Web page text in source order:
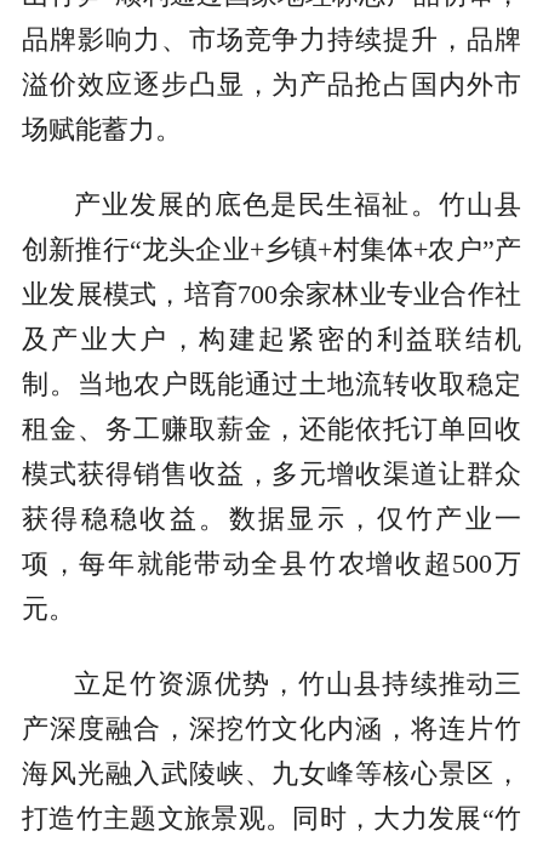
品牌影响力、市场竞争力持续提升，品牌
溢价效应逐步凸显，为产品抢占国内外市
场赋能蓄力。
产业发展的底色是民生福祉。竹山县
创新推行“龙头企业+乡镇+村集体+农户”产
业发展模式，培育700余家林业专业合作社
及产业大户，构建起紧密的利益联结机
制。当地农户既能通过土地流转收取稳定
租金、务工赚取薪金，还能依托订单回收
模式获得销售收益，多元增收渠道让群众
获得稳稳收益。数据显示，仅竹产业一
项，每年就能带动全县竹农增收超500万
元。
立足竹资源优势，竹山县持续推动三
产深度融合，深挖竹文化内涵，将连片竹
海风光融入武陵峡、九女峰等核心景区，
打造竹主题文旅景观。同时，大力发展“竹